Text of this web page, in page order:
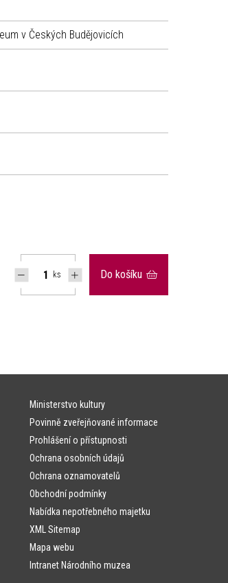
v Českých Budějovicích
ks Do košíku
Ministerstvo kultury
Povinně zveřejňované informace
Prohlášení o přístupnosti
Ochrana osobních údajů
Ochrana oznamovatelů
Obchodní podmínky
Nabídka nepotřebného majetku
XML Sitemap
Mapa webu
Intranet Národního muzea